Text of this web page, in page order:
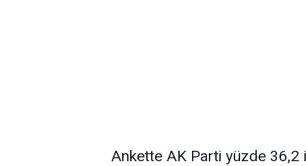
Ankette AK Parti yüzde 36,2